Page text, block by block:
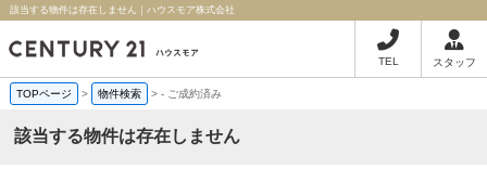
該当する物件は存在しません｜ハウスモア株式会社
TEL スタッフ
TOPページ > 物件検索 >- ご成約済み
該当する物件は存在しません